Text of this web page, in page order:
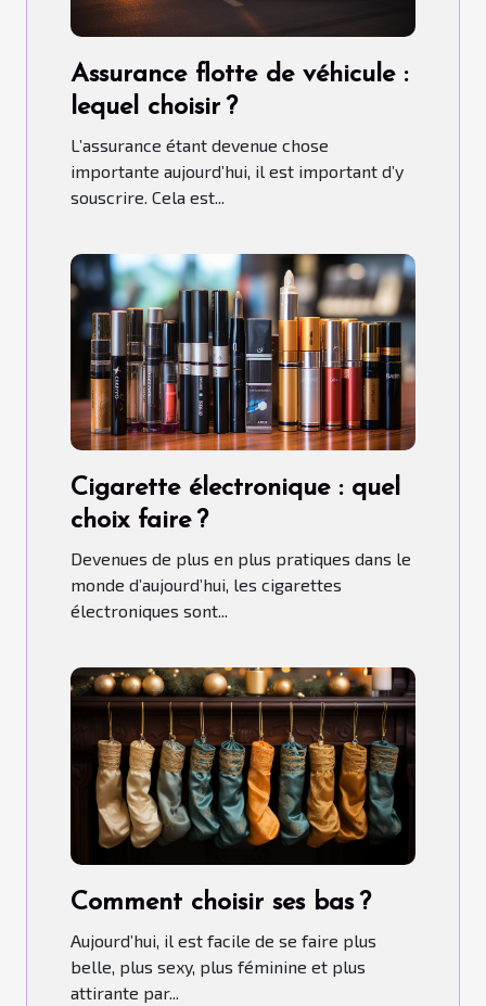
Assurance flotte de véhicule :
lequel choisir ?
L’assurance étant devenue chose
importante aujourd’hui, il est important d’y
souscrire. Cela est...
Cigarette électronique : quel
choix faire ?
Devenues de plus en plus pratiques dans le
monde d’aujourd’hui, les cigarettes
électroniques sont...
Comment choisir ses bas ?
Aujourd’hui, il est facile de se faire plus
belle, plus sexy, plus féminine et plus
attirante par...